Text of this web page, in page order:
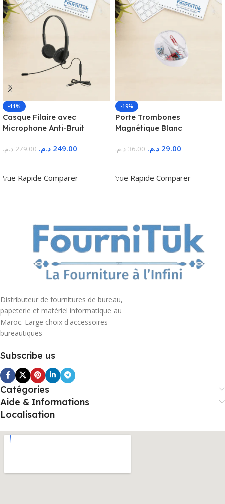
-11%
Casque Filaire avec
Microphone Anti-Bruit
279.00 د.م. 249.00 د.م.
Vue Rapide Comparer
-19%
Porte Trombones
Magnétique Blanc
36.00 د.م. 29.00 د.م.
Vue Rapide Comparer
Distributeur de fournitures de bureau,
papeterie et matériel informatique au
Maroc. Large choix d'accessoires
bureautiques
Subscribe us
Catégories
Aide & Informations
Localisation